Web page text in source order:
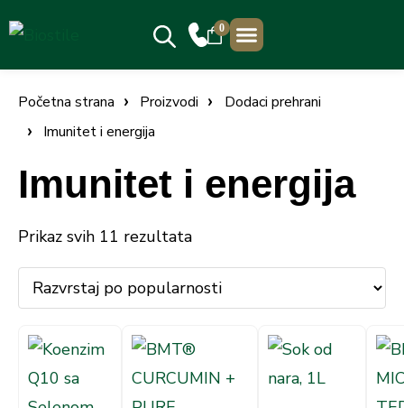
0
Početna strana Proizvodi
Dodaci prehrani
Imunitet i energija
Imunitet i energija
Prikaz svih 11 rezultata